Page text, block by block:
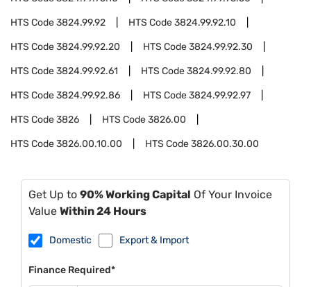
HTS Code3824.99.92 HTS Code3824.99.92.10
HTS Code3824.99.92.20 HTS Code3824.99.92.30
HTS Code3824.99.92.61 HTS Code3824.99.92.80
HTS Code3824.99.92.86 HTS Code3824.99.92.97
HTS Code3826 HTS Code3826.00
HTS Code3826.00.10.00 HTS Code3826.00.30.00
Get Up to 90% Working Capital Of Your Invoice
Value Within 24 Hours
Domestic Export & Import
Finance Required*